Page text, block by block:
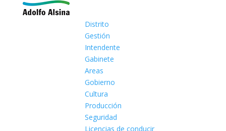
Distrito
Gestión
Intendente
Gabinete
Areas
Gobierno
Cultura
Producción
Seguridad
Licencias de conducir